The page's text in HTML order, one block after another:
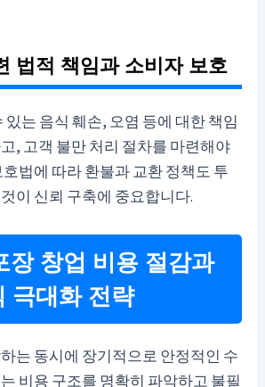
법적 책임과 소비자 보호
있는 음식 훼손, 오염 등에 대한 책임
, 고객 불만 처리 절차를 마련해야
법에 따라 환불과 교환 정책도 투
이 신뢰 구축에 중요합니다.
장 창업 비용 절감과
극대화 전략
는 동시에 장기적으로 안정적인 수
비용 구조를 명확히 파악하고 불필